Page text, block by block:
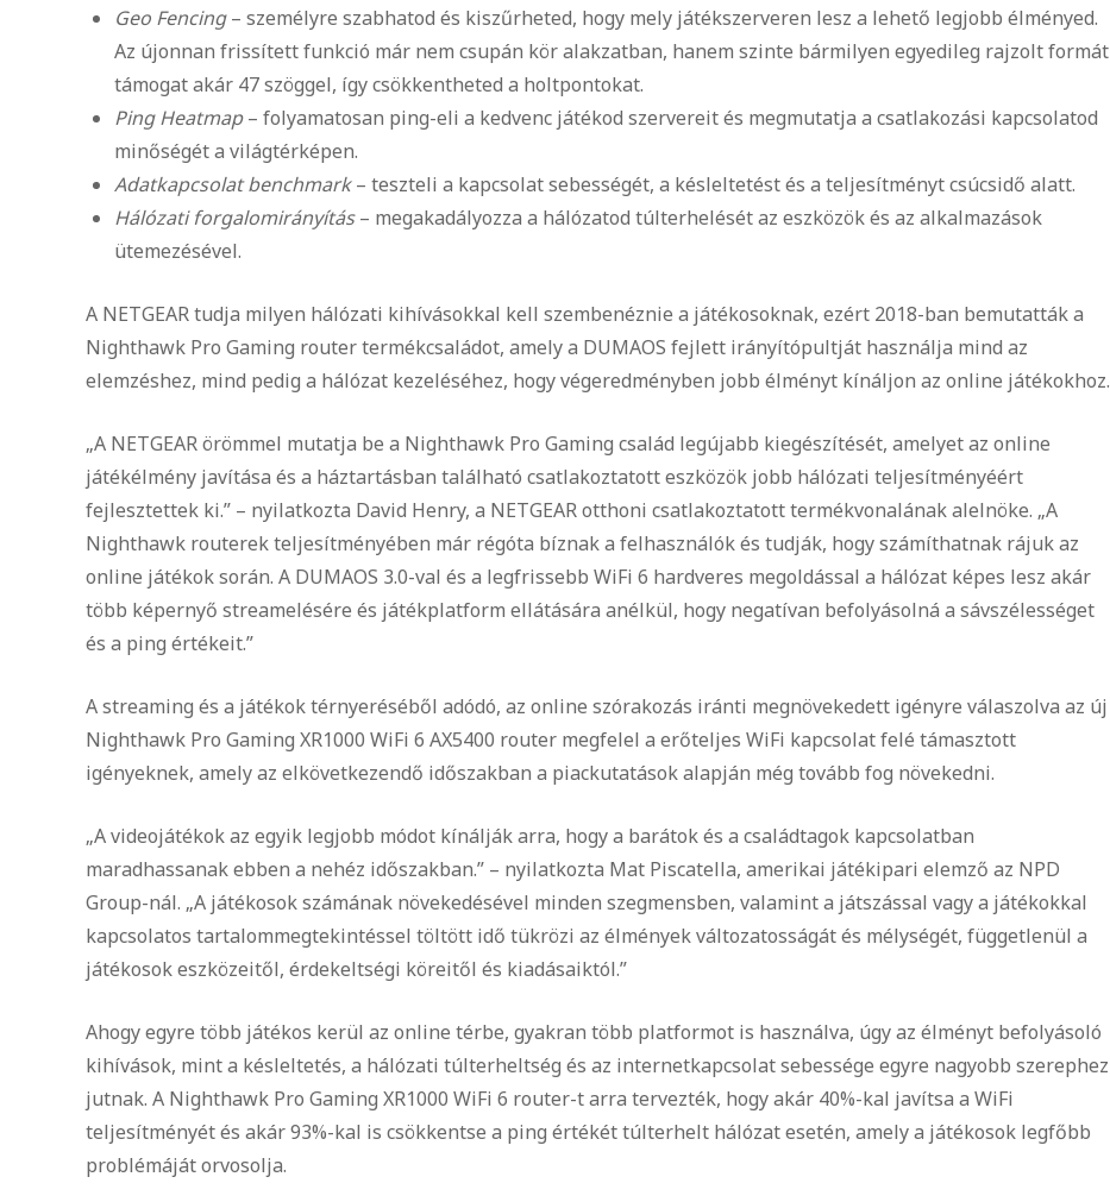
Geo Fencing– személyre szabhatod és kiszűrheted, hogy mely játékszerveren lesz a lehető legjobb élményed.
Az újonnan frissített funkció már nem csupán kör alakzatban, hanem szinte bármilyen egyedileg rajzolt formát
támogat akár 47 szöggel, így csökkentheted a holtpontokat.
Ping Heatmap– folyamatosan ping-eli a kedvenc játékod szervereit és megmutatja a csatlakozási kapcsolatod
minőségét a világtérképen.
Adatkapcsolat benchmark– teszteli a kapcsolat sebességét, a késleltetést és a teljesítményt csúcsidő alatt.
Hálózati forgalomirányítás– megakadályozza a hálózatod túlterhelését az eszközök és az alkalmazások
ütemezésével.
A NETGEAR tudja milyen hálózati kihívásokkal kell szembenéznie a játékosoknak, ezért 2018-ban bemutatták a
Nighthawk Pro Gaming router termékcsaládot, amely a DUMAOS fejlett irányítópultját használja mind az
elemzéshez, mind pedig a hálózat kezeléséhez, hogy végeredményben jobb élményt kínáljon az online játékokhoz.
„A NETGEAR örömmel mutatja be a Nighthawk Pro Gaming család legújabb kiegészítését, amelyet az online
játékélmény javítása és a háztartásban található csatlakoztatott eszközök jobb hálózati teljesítményéért
fejlesztettek ki.” – nyilatkozta David Henry, a NETGEAR otthoni csatlakoztatott termékvonalának alelnöke. „A
Nighthawk routerek teljesítményében már régóta bíznak a felhasználók és tudják, hogy számíthatnak rájuk az
online játékok során. A DUMAOS 3.0-val és a legfrissebb WiFi 6 hardveres megoldással a hálózat képes lesz akár
több képernyő streamelésére és játékplatform ellátására anélkül, hogy negatívan befolyásolná a sávszélességet
és a ping értékeit.”
A streaming és a játékok térnyeréséből adódó, az online szórakozás iránti megnövekedett igényre válaszolva az új
Nighthawk Pro Gaming XR1000 WiFi 6 AX5400 router megfelel a erőteljes WiFi kapcsolat felé támasztott
igényeknek, amely az elkövetkezendő időszakban a piackutatások alapján még tovább fog növekedni.
„A videojátékok az egyik legjobb módot kínálják arra, hogy a barátok és a családtagok kapcsolatban
maradhassanak ebben a nehéz időszakban.” – nyilatkozta Mat Piscatella, amerikai játékipari elemző az NPD
Group-nál. „A játékosok számának növekedésével minden szegmensben, valamint a játszással vagy a játékokkal
kapcsolatos tartalommegtekintéssel töltött idő tükrözi az élmények változatosságát és mélységét, függetlenül a
játékosok eszközeitől, érdekeltségi köreitől és kiadásaiktól.”
Ahogy egyre több játékos kerül az online térbe, gyakran több platformot is használva, úgy az élményt befolyásoló
kihívások, mint a késleltetés, a hálózati túlterheltség és az internetkapcsolat sebessége egyre nagyobb szerephez
jutnak. A Nighthawk Pro Gaming XR1000 WiFi 6 router-t arra tervezték, hogy akár 40%-kal javítsa a WiFi
teljesítményét és akár 93%-kal is csökkentse a ping értékét túlterhelt hálózat esetén, amely a játékosok legfőbb
problémáját orvosolja.